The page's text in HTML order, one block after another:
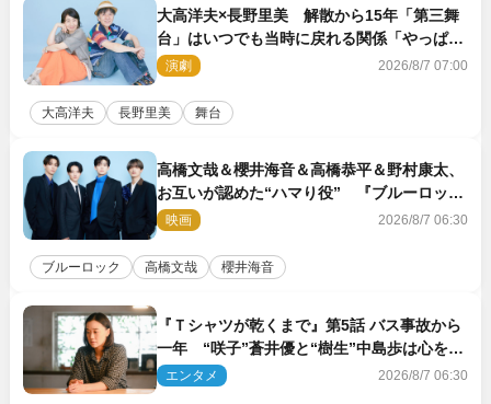
大高洋夫×長野里美 解散から15年「第三舞
台」はいつでも当時に戻れる関係「やっぱり
他の方たちとは違います」
演劇 2026/8/7 07:00
大高洋夫 長野里美 舞台
高橋文哉＆櫻井海音＆高橋恭平＆野村康太、
お互いが認めた“ハマり役” 『ブルーロッ
ク』で築いた最高のチームワーク
映画 2026/8/7 06:30
ブルーロック 高橋文哉 櫻井海音
『Ｔシャツが乾くまで』第5話 バス事故から
一年 “咲子”蒼井優と“樹生”中島歩は心を許
しあえる関係に
エンタメ 2026/8/7 06:30